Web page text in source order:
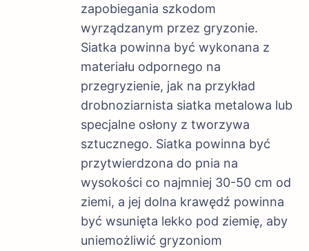
zapobiegania szkodom
wyrządzanym przez gryzonie.
Siatka powinna być wykonana z
materiału odpornego na
przegryzienie, jak na przykład
drobnoziarnista siatka metalowa lub
specjalne osłony z tworzywa
sztucznego. Siatka powinna być
przytwierdzona do pnia na
wysokości co najmniej 30-50 cm od
ziemi, a jej dolna krawędź powinna
być wsunięta lekko pod ziemię, aby
uniemożliwić gryzoniom